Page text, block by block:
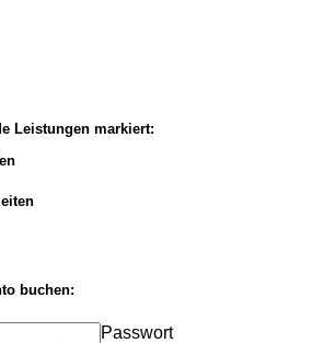
Leistungen markiert:
buchen:
Passwort